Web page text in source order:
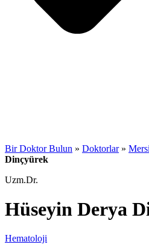
Bir Doktor Bulun » Doktorlar»
Dinçyürek
Uzm.Dr.
Hüseyin Derya
Hematoloji